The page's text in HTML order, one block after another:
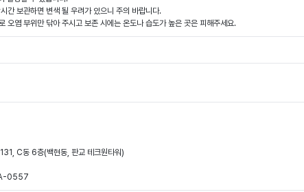
간 보관하면 변색 될 우려가 있으니 주의 바랍니다.
오염 부위만 닦아 주시고 보존 시에는 온도나 습도가 높은 곳은 피해주세요.
C동 6층(백현동, 판교 테크원타워)
A-0557